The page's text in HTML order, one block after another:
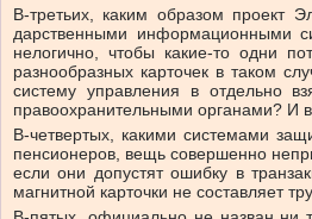
В-третьих, каким образом проект
дарственными информационными
нелогично, чтобы какие-то одни
разнообразных карточек в таком
систему управления в отдельно
правоохранительными органами? И
В-четвертых, какими системами
пенсионеров, вещь совершенно
если они допустят ошибку в
магнитной карточки не составляет